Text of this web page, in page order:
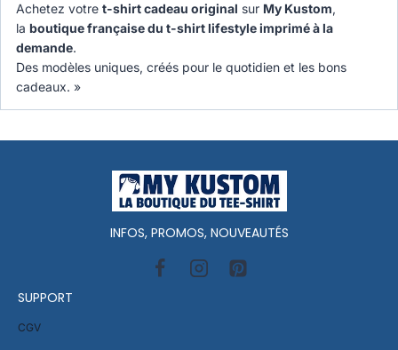
Achetez votre t-shirt cadeau original sur My Kustom,
la boutique française du t-shirt lifestyle imprimé à la
demande.
Des modèles uniques, créés pour le quotidien et les bons
cadeaux. »
INFOS, PROMOS, NOUVEAUTÉS
SUPPORT
CGV